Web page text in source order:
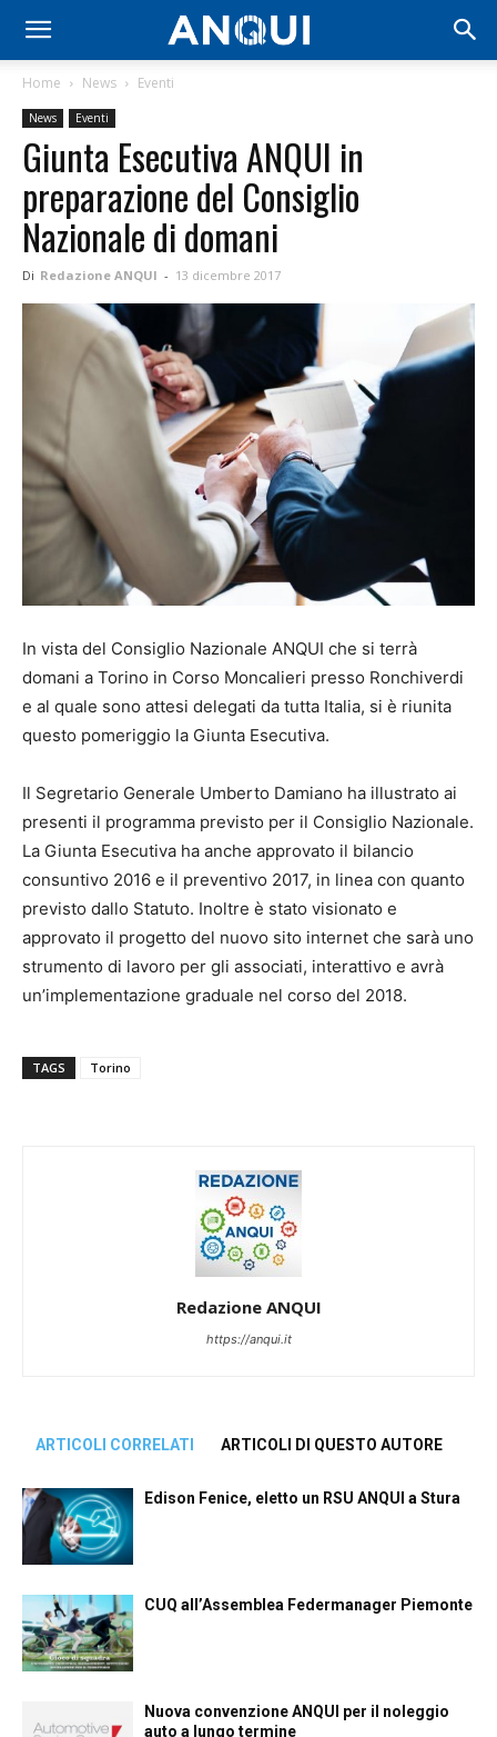
Home News Eventi
News Eventi
Giunta Esecutiva ANQUI in
preparazione del Consiglio
Nazionale di domani
Di Redazione ANQUI - 13 dicembre 2017
In vista del Consiglio Nazionale ANQUI che si terrà
domani a Torino in Corso Moncalieri presso Ronchiverdi
e al quale sono attesi delegati da tutta Italia, si è riunita
questo pomeriggio la Giunta Esecutiva.
Il Segretario Generale Umberto Damiano ha illustrato ai
presenti il programma previsto per il Consiglio Nazionale.
La Giunta Esecutiva ha anche approvato il bilancio
consuntivo 2016 e il preventivo 2017, in linea con quanto
previsto dallo Statuto. Inoltre è stato visionato e
approvato il progetto del nuovo sito internet che sarà uno
strumento di lavoro per gli associati, interattivo e avrà
un’implementazione graduale nel corso del 2018.
TAGS Torino
Redazione ANQUI
https://anqui.it
ARTICOLI CORRELATI ARTICOLI DI QUESTO AUTORE
Edison Fenice, eletto un RSU ANQUI a Stura
CUQ all’Assemblea Federmanager Piemonte
Nuova convenzione ANQUI per il noleggio
auto a lungo termine